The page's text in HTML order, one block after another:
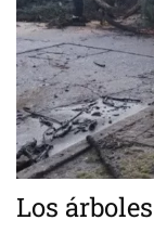
Los